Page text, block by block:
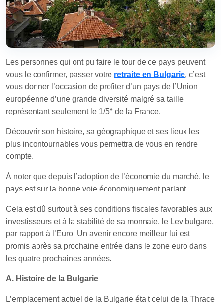
Les personnes qui ont pu faire le tour de ce pays peuvent
vous le confirmer, passer votre retraite en Bulgarie, c’est
vous donner l’occasion de profiter d’un pays de l’Union
européenne d’une grande diversité malgré sa taille
représentant seulement le 1/5e de la France.
Découvrir son histoire, sa géographique et ses lieux les
plus incontournables vous permettra de vous en rendre
compte.
À noter que depuis l’adoption de l’économie du marché, le
pays est sur la bonne voie économiquement parlant.
Cela est dû surtout à ses conditions fiscales favorables aux
investisseurs et à la stabilité de sa monnaie, le Lev bulgare,
par rapport à l’Euro. Un avenir encore meilleur lui est
promis après sa prochaine entrée dans le zone euro dans
les quatre prochaines années.
A. Histoire de la Bulgarie
L’emplacement actuel de la Bulgarie était celui de la Thrace